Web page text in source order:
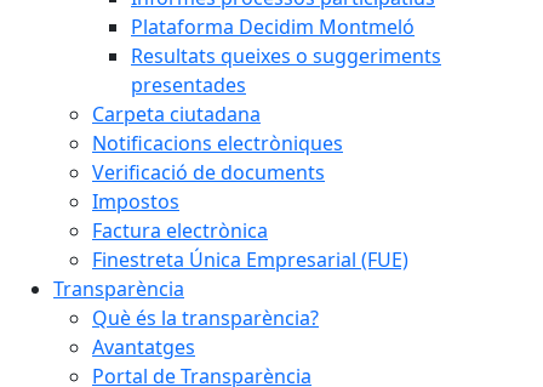
Plataforma Decidim Montmeló
Resultats queixes o suggeriments
presentades
Carpeta ciutadana
Notificacions electròniques
Verificació de documents
Impostos
Factura electrònica
Finestreta Única Empresarial (FUE)
Transparència
Què és la transparència?
Avantatges
Portal de Transparència